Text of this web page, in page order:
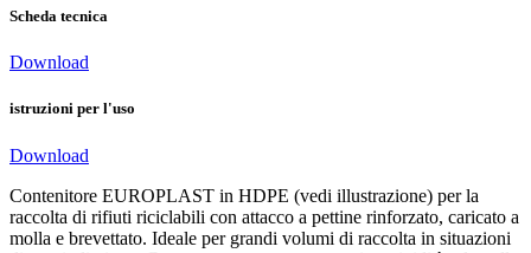
Scheda tecnica
Download
istruzioni per l'uso
Download
Contenitore EUROPLAST in HDPE (vedi illustrazione) per la
raccolta di rifiuti riciclabili con attacco a pettine rinforzato, caricato a
molla e brevettato. Ideale per grandi volumi di raccolta in situazioni